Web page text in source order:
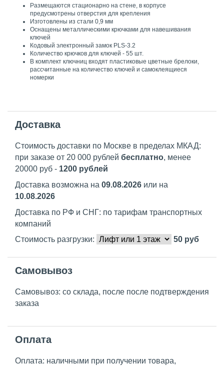
Размещаются стационарно на стене, в корпусе
предусмотрены отверстия для крепления
Изготовлены из стали 0,9 мм
Оснащены металлическими крючками для навешивания
ключей
Кодовый электронный замок PLS-3.2
Количество крючков для ключей - 55 шт.
В комплект ключниц входят пластиковые цветные брелоки,
рассчитанные на количество ключей и самоклеящиеся
номерки
Доставка
Стоимость доставки по Москве в пределах МКАД:
при заказе от 20 000 рублей бесплатно, менее
20000 руб - 1200 рублей
Доставка возможна на 09.08.2026 или на
10.08.2026
Доставка по РФ и СНГ: по тарифам транспортных
компаний
Стоимость разгрузки:
50 руб
Самовывоз
Самовывоз: со склада, после после подтверждения
заказа
Оплата
Оплата: наличными при получении товара,